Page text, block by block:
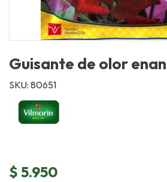
Guisante de olor
SKU: 80651
$ 5.950